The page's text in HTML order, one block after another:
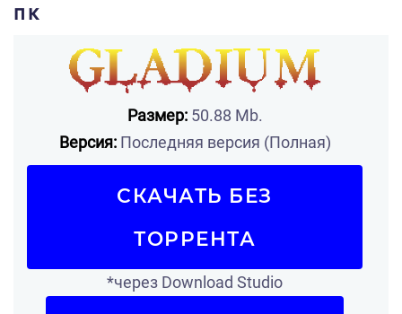
пк
Размер:50.88 Mb.
Версия:Последняя версия (Полная)
СКАЧАТЬ БЕЗ
ТОРРЕНТА
*через Download Studio